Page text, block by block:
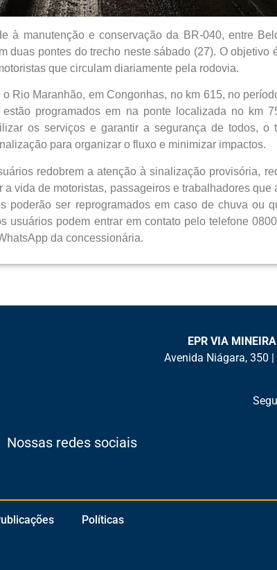
à manutenção e conservação da BR-040, entre
duas pontes do trecho neste sábado (27). O objetivo
que circulam diariamente pela rodovia.
Rio Maranhão, em Congonhas, no km 615, no
programados em na ponte localizada no km
os serviços e garantir a segurança de todos, o
para organizar o fluxo e minimizar impactos.
redobrem a atenção à sinalização provisória,
vida de motoristas, passageiros e trabalhadores que
poderão ser reprogramados em caso de chuva ou
usuários podem entrar em contato pelo telefone
da concessionária.
EPR VIA
Avenida Niágara, 350
Nossas redes sociais
Políticas